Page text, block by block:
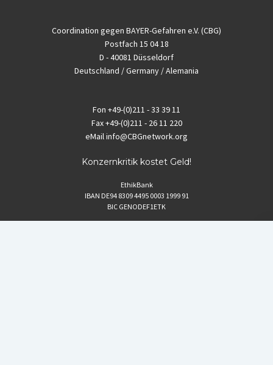
Coordination gegen BAYER-Gefahren e.V. (CBG)
Postfach 15 04 18
D - 40081 Düsseldorf
Deutschland / Germany / Alemania
Fon +49-(0)211 - 33 39 11
Fax+49-(0)211 - 26 11 220
eMailinfo@CBGnetwork.org
Konzernkritik kostet Geld!
EthikBank
IBAN DE94 8309 4495 0003 1999 91
BIC GENODEF1ETK